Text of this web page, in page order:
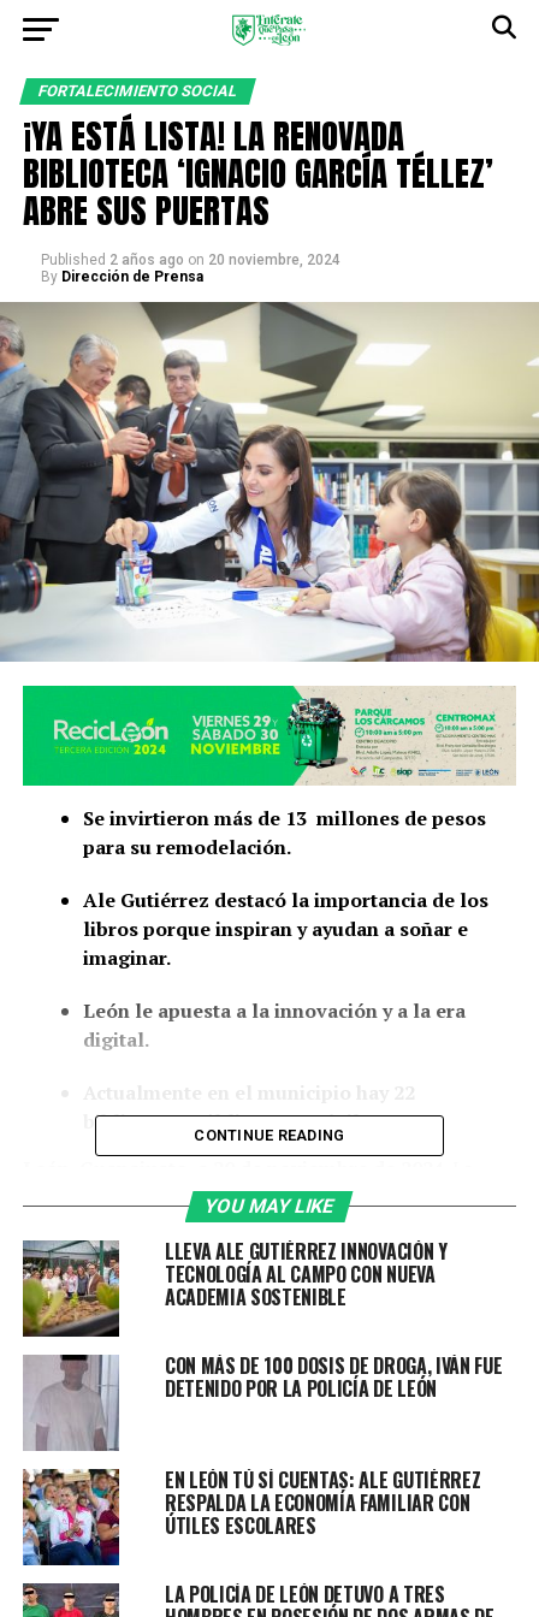
FORTALECIMIENTO SOCIAL
¡YA ESTÁ LISTA! LA RENOVADA
BIBLIOTECA ‘IGNACIO GARCÍA TÉLLEZ’
ABRE SUS PUERTAS
Published 2 años ago on 20 noviembre, 2024
By Dirección de Prensa
Se invirtieron más de 13 millones de pesos
para su remodelación.
Ale Gutiérrez destacó la importancia de los
libros porque inspiran y ayudan a soñar e
imaginar.
León le apuesta a la innovación y a la era
digital.
bibliotecas públicas y 2 móviles.
espera terminó y finalmente, la biblioteca pública
Ignacio García Téllez abre sus puertas al público, ahora
es un espacio remodelado y digno para ofrecer a todos
los visitantes diversas funciones, no solo en tema
educativo, sino también en material cultural, social y
económica.
La presidenta municipal, Ale Gutiérrez, recordó la
importancia que ha tenido esta biblioteca y ahora se
renueva para ofrecer mejores experiencias a los
visitantes y que puedan aprender e imaginar nuevas
ideas.
“Hoy estamos aquí porque lo que queremos es
inspirar a que más niños lean, que imaginen, que
CONTINUE READING
YOU MAY LIKE
LLEVA ALE GUTIÉRREZ INNOVACIÓN Y
TECNOLOGÍA AL CAMPO CON NUEVA
ACADEMIA SOSTENIBLE
CON MÁS DE 100 DOSIS DE DROGA, IVÁN FUE
DETENIDO POR LA POLICÍA DE LEÓN
EN LEÓN TÚ SÍ CUENTAS: ALE GUTIÉRREZ
RESPALDA LA ECONOMÍA FAMILIAR CON
ÚTILES ESCOLARES
LA POLICÍA DE LEÓN DETUVO A TRES